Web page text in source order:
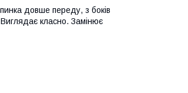
довше переду, з боків
класно. Замінює